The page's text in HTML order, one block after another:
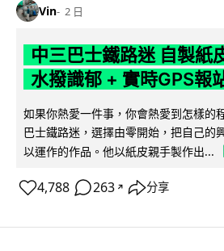
Vin 2 日
中三巴士鐵路迷 自製紙
水撥識郁 + 實時GPS報
如果你熱愛一件事，你會熱愛到怎樣的
巴士鐵路迷，選擇由零開始，把自己的
以運作的作品。他以紙皮親手製作出...
4,788 263 ↗ 分享